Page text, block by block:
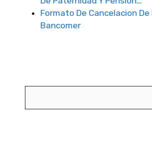
Formato De Cancelacion De
Bancomer